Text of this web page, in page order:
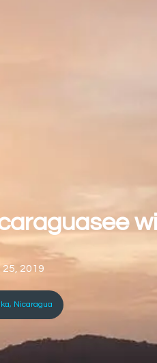
2019
, Nicaragua